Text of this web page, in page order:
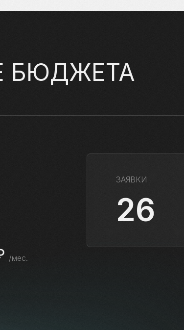
БЮДЖЕТА
ЗАЯВКИ
26
/мес.